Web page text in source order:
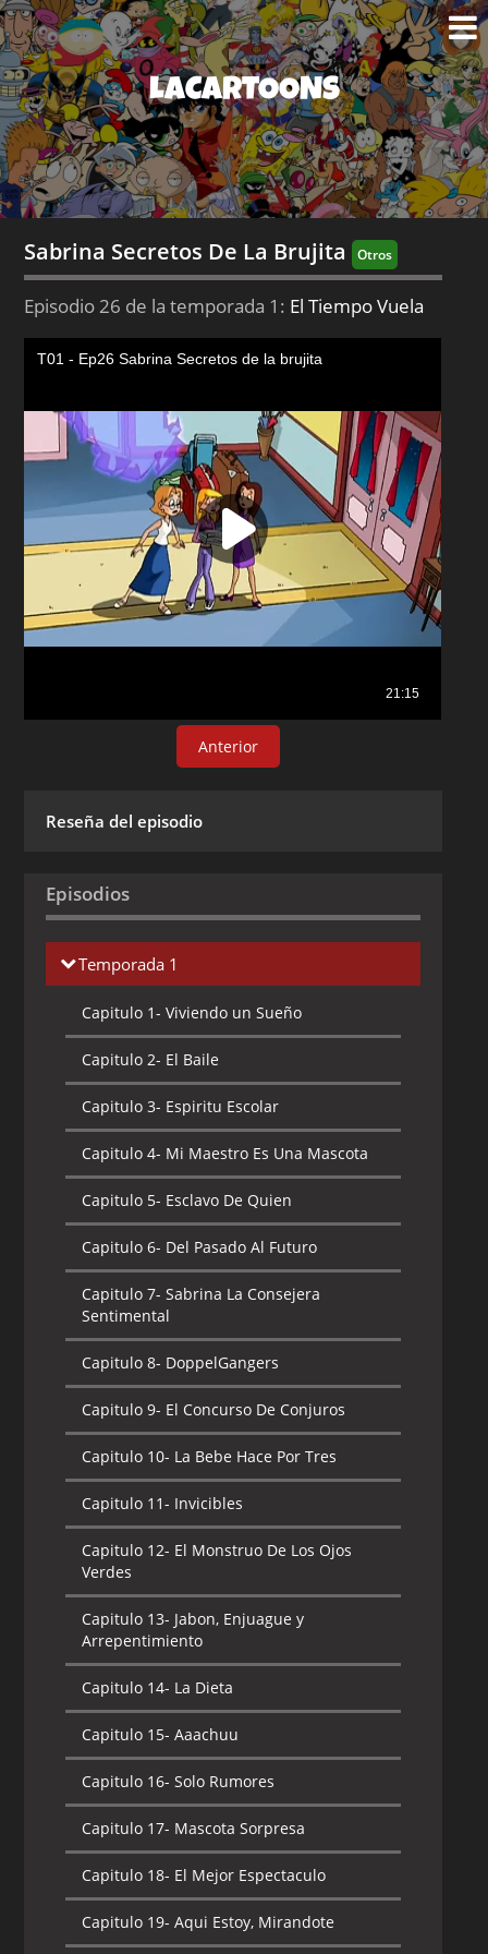
LACARTOONS
Sabrina Secretos De La Brujita Otros
Episodio 26 de la temporada 1: El Tiempo Vuela
Anterior
Reseña del episodio
Episodios
Temporada 1
Capitulo 1- Viviendo un Sueño
Capitulo 2- El Baile
Capitulo 3- Espiritu Escolar
Capitulo 4- Mi Maestro Es Una Mascota
Capitulo 5- Esclavo De Quien
Capitulo 6- Del Pasado Al Futuro
Capitulo 7- Sabrina La Consejera
Sentimental
Capitulo 8- DoppelGangers
Capitulo 9- El Concurso De Conjuros
Capitulo 10- La Bebe Hace Por Tres
Capitulo 11- Invicibles
Capitulo 12- El Monstruo De Los Ojos
Verdes
Capitulo 13- Jabon, Enjuague y
Arrepentimiento
Capitulo 14- La Dieta
Capitulo 15- Aaachuu
Capitulo 16- Solo Rumores
Capitulo 17- Mascota Sorpresa
Capitulo 18- El Mejor Espectaculo
Capitulo 19- Aqui Estoy, Mirandote